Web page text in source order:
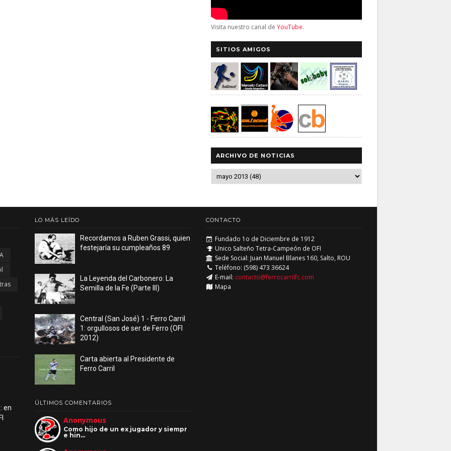
Visita nuestro canal de YouTube.
SITIOS AMIGOS
ARCHIVO DE NOTICIAS
en
LO MÁS LEÍDO
Recordamos a Ruben Grassi, quien
festejaría su cumpleaños 89
La Leyenda del Carbonero: La
Semilla de la Fe (Parte III)
Central (San José) 1 - Ferro Carril
1: orgullosos de ser de Ferro (OFI
2012)
Carta abierta al Presidente de
Ferro Carril
ÚLTIMOS COMENTARIOS
Anonymous
Como hijo de un ex jugador y siempr
e hin…
CONTACTO
Fundado 1o de Diciembre de 1912
Unico Salteño Tetra-Campeón de OFI
Sede Social: Juan Manuel Blanes 160, Salto, ROU
Teléfono: (598) 473 36624
E-mail: contacto@ferrocarrilfc.com
Mapa